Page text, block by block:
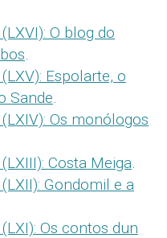
O blog do
.
Espolarte, o
Sande.
Os monólogos
Costa Meiga.
Gondomil e a
Os contos dun